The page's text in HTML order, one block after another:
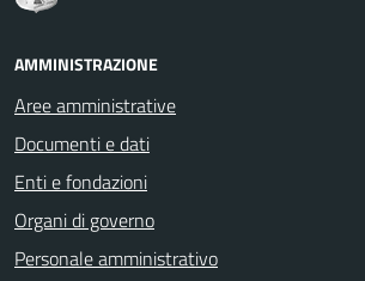
AMMINISTRAZIONE
Aree amministrative
Documenti e dati
Enti e fondazioni
Organi di governo
Personale amministrativo